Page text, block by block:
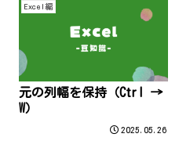
Excel編
元の列幅を保持（Ctrl →
W）
2025.05.26